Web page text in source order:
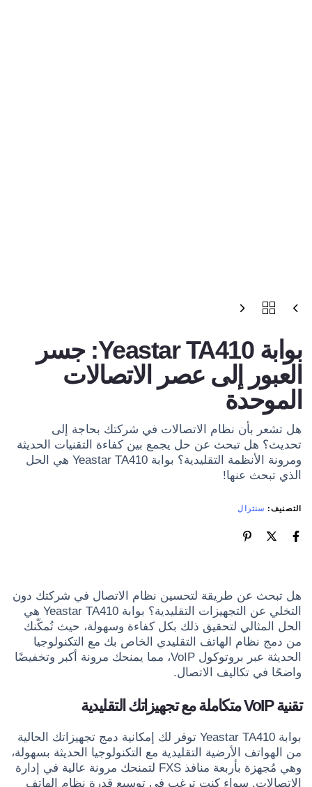
بوابة Yeastar TA410: جسر
العبور إلى عصر الاتصالات
الموحدة
هل تشعر بأن نظام الاتصالات في شركتك بحاجة إلى
تحديث؟ هل تبحث عن حل يجمع بين كفاءة التقنيات الحديثة
ومرونة الأنظمة التقليدية؟ بوابة Yeastar TA410 هي الحل
الذي تبحث عنها!
التصنيف: سنترال
هل تبحث عن طريقة لتحسين نظام الاتصال في شركتك دون
التخلي عن التجهيزات التقليدية؟ بوابة Yeastar TA410 هي
الحل المثالي لتحقيق ذلك بكل كفاءة وسهولة، حيث تُمكّنك
من دمج نظام الهاتف التقليدي الخاص بك مع التكنولوجيا
الحديثة عبر بروتوكول VoIP، مما يمنحك مرونة أكبر وتخفيضًا
واضحًا في تكاليف الاتصال.
تقنية VoIP متكاملة مع تجهيزاتك التقليدية
بوابة Yeastar TA410 توفر لك إمكانية دمج تجهيزاتك الحالية
من الهواتف الأرضية التقليدية مع التكنولوجيا الحديثة بسهولة،
وهي مُجهزة بأربعة منافذ FXS لتمنحك مرونة عالية في إدارة
الاتصالات. سواء كنت ترغب في توسيع قدرة نظام الهاتف